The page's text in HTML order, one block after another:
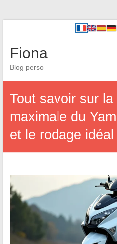
Fiona
Blog perso
Tout savoir sur
maximale du
et le rodage idéal